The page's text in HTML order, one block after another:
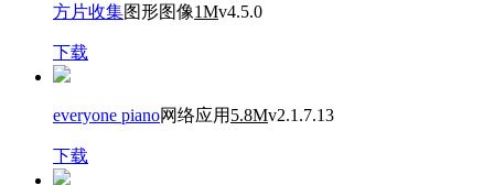
方片收集图形图像1Mv4.5.0
下载
everyone piano网络应用 5.8Mv2.1.7.13
下载